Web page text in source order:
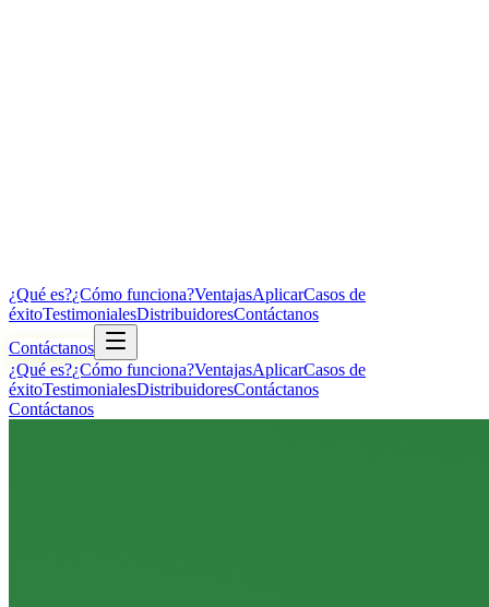
¿Qué es?¿Cómo funciona?VentajasAplicarCasos de
éxitoTestimonialesDistribuidoresContáctanos
Contáctanos
¿Qué es?¿Cómo funciona?VentajasAplicarCasos de
éxitoTestimonialesDistribuidoresContáctanos
Contáctanos